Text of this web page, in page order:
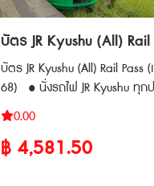
fun-pass/tokyo/ Have Fun in Tohoku
Pass (สามารถเลือกเข้าชมได้
1. Michinoku Date Masamune
Museum ＆ Matsushima Trick
Exhibition Combined Admission Ticket + 2
Matsushima Indulgence
Fry+Large Oyster Fry
Lemon Soda) 3. Matsushima
วันศุกร์ และวันเสาร์-อาทิตย์) ระยะเวลาการ
ใช้ตั๋ว : สามารถใช้ได้ต่อเนื่อง 6 วัน กา
งาน : สามารถใช้ขึ้นรถไฟขบวนด่
(Limited express) รวมถึงชินคังเ
รถไฟขบวนด่วน ขบวนธรรมดา
Hokkaido, JR EAST (รวม BRT),
Sendai Airport Transit ภายใน
บัตร JR Kyushu (All) Rail
บัตร JR Kyushu (All) Rail Pass
68) • นั่งรถไฟ JR Kyushu ทุกประเภท รวม
ถึงชินคันเซ็นในภูมิภาคคิวชูได้ไม่จ
ตลอดระยะเวลา 3, 5 หรือ 7 วั
เมืองท่องเที่ยวที่สามารถเดินทาง
0.00
฿ 4,581.50